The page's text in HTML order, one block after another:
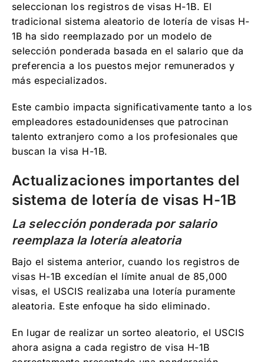
seleccionan los registros de visas H-1B. El
tradicional sistema aleatorio de lotería de visas H-
1B ha sido reemplazado por un modelo de
selección ponderada basada en el salario que da
preferencia a los puestos mejor remunerados y
más especializados.
Este cambio impacta significativamente tanto a los
empleadores estadounidenses que patrocinan
talento extranjero como a los profesionales que
buscan la visa H-1B.
Actualizaciones importantes del
sistema de lotería de visas H-1B
La selección ponderada por salario
reemplaza la lotería aleatoria
Bajo el sistema anterior, cuando los registros de
visas H-1B excedían el límite anual de 85,000
visas, el USCIS realizaba una lotería puramente
aleatoria. Este enfoque ha sido eliminado.
En lugar de realizar un sorteo aleatorio, el USCIS
ahora asigna a cada registro de visa H-1B